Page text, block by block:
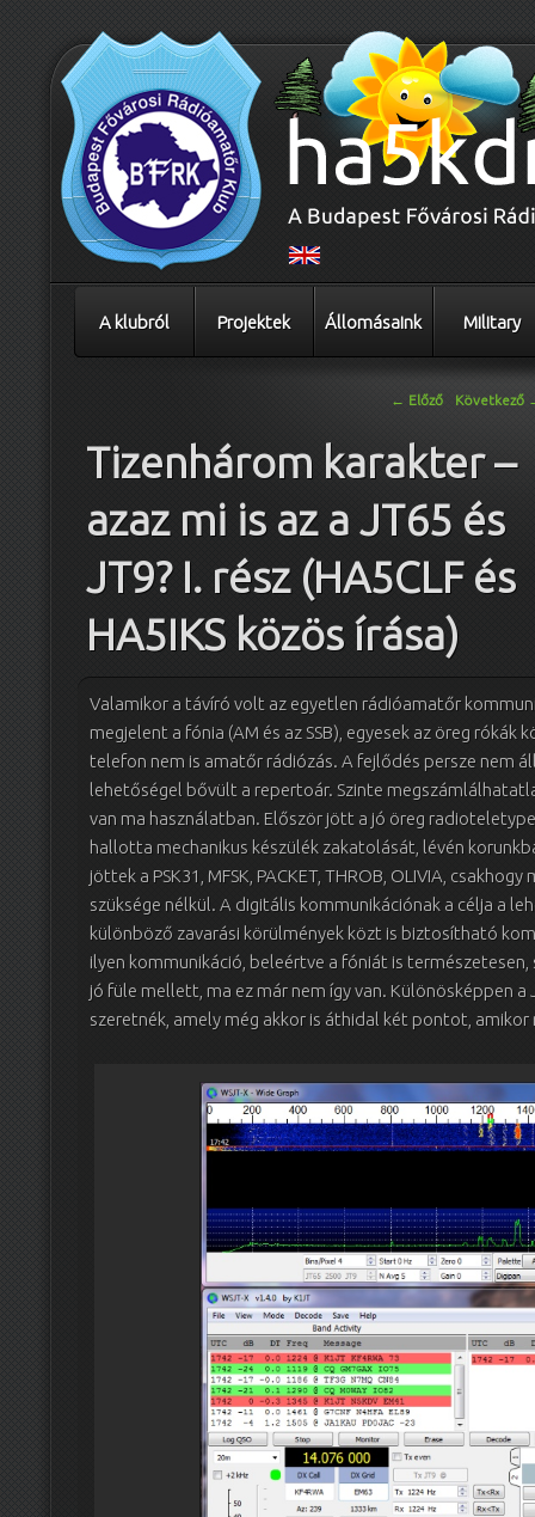
A klubról Projektek Állomásaink Military
← Előző Következő
Tizenhárom karakter –
azaz mi is az a JT65 és
JT9? I. rész (HA5CLF és
HA5IKS közös írása)
Valamikor a távíró volt az egyetlen rádióamatőr
megjelent a fónia (AM és az SSB), egyesek az öreg rókák
telefon nem is amatőr rádiózás. A fejlődés persze nem
lehetőségel bővült a repertoár. Szinte
van ma használatban. Először jött a jó öreg
hallotta mechanikus készülék zakatolását, lévén
jöttek a PSK31, MFSK, PACKET, THROB, OLIVIA,
szüksége nélkül. A digitális kommunikációnak a célja a
különböző zavarási körülmények közt is biztosítható
ilyen kommunikáció, beleértve a fóniát is
jó füle mellett, ma ez már nem így van. Különösképpen
szeretnék, amely még akkor is áthidal két pontot,